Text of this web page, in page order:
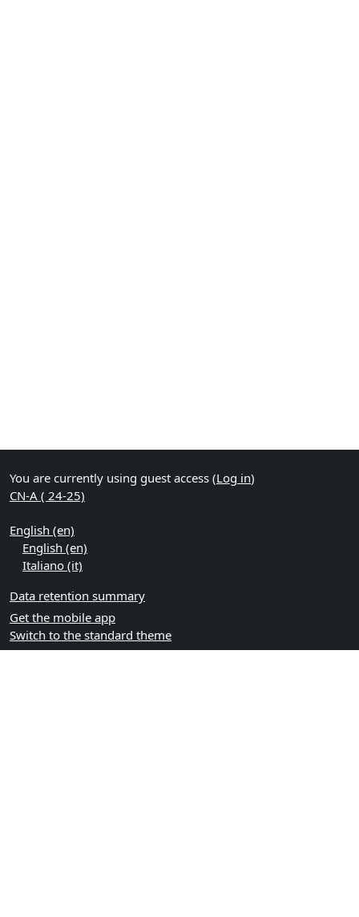
You are currently using guest access (Log in)
CN-A ( 24-25)
English ‎(en)‎
English ‎(en)‎
Italiano ‎(it)‎
Data retention summary
Get the mobile app
Switch to the standard theme